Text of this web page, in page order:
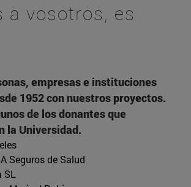
a vosotros, es
empresas e instituciones
1952 con nuestros proyectos.
de los donantes que
la Universidad.
Seguros de Salud
SL